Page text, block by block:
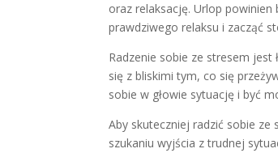
oraz relaksację. Urlop
prawdziwego relaksu i zacząć
Radzenie sobie ze stresem jest
się z bliskimi tym, co się
sobie w głowie sytuację i być
Aby skuteczniej radzić sobie
szukaniu wyjścia z trudnej